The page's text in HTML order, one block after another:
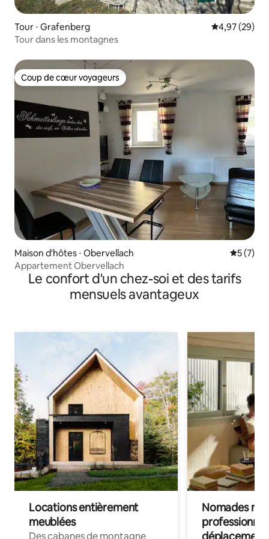
Tour ⋅ Grafenberg Évaluation
4,97 (29)
Tour dans les montagnes
Coup de cœur voyageurs
Coup de cœur voyageurs
Maison d'hôtes ⋅ Obervellach
5 (7)
Appartement Obervellach
Le confort d'un chez-soi et des tarifs
mensuels avantageux
Locations entièrement
meublées
Nomades